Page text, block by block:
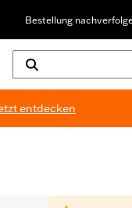
Bestellung
entdecken